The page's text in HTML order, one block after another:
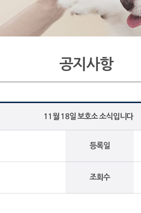
공지사항
11월 18일 보호소 소식입니다
등록일
조회수